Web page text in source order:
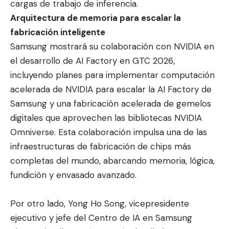
cargas de trabajo de inferencia.
Arquitectura de memoria para escalar la
fabricación inteligente
Samsung mostrará su colaboración con NVIDIA en
el desarrollo de AI Factory en GTC 2026,
incluyendo planes para implementar computación
acelerada de NVIDIA para escalar la AI Factory de
Samsung y una fabricación acelerada de gemelos
digitales que aprovechen las bibliotecas NVIDIA
Omniverse. Esta colaboración impulsa una de las
infraestructuras de fabricación de chips más
completas del mundo, abarcando memoria, lógica,
fundición y envasado avanzado.
Por otro lado, Yong Ho Song, vicepresidente
ejecutivo y jefe del Centro de IA en Samsung